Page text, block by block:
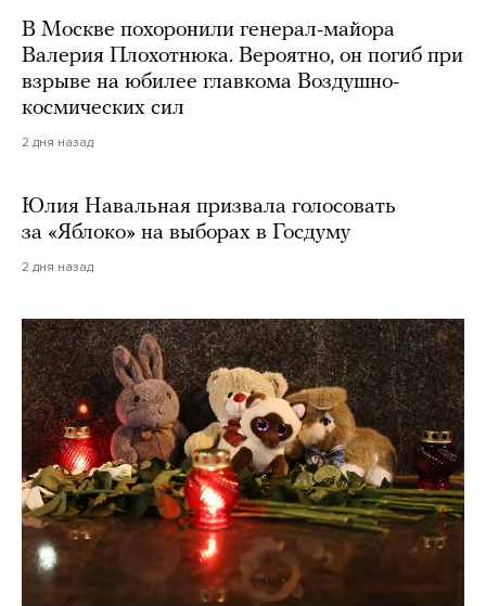
В Москве похоронили генерал-майора
Валерия Плохотнюка. Вероятно, он погиб при
взрыве на юбилее главкома Воздушно-
космических сил
2 дня назад
Юлия Навальная призвала голосовать
за «Яблоко» на выборах в Госдуму
2 дня назад